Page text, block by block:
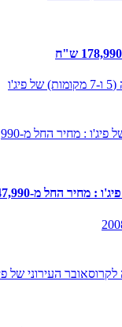
החל מ-147,990 ש"ח